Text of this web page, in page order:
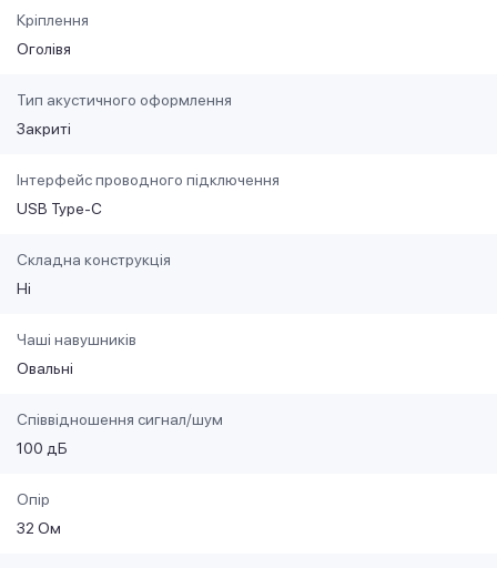
Кріплення
Оголівя
Тип акустичного оформлення
Закриті
Інтерфейс проводного підключення
USB Type-C
Складна конструкція
Ні
Чаші навушників
Овальні
Співвідношення сигнал/шум
100 дБ
Опір
32 Ом